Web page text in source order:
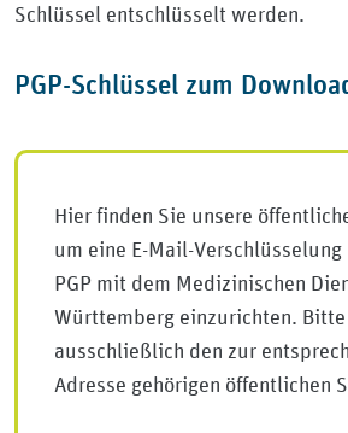
Schlüssel entschlüsselt werden.
PGP-Schlüssel zum
Hier finden Sie unsere
um eine E-Mail-
PGP mit dem Medizinischen
Württemberg einzurichten.
ausschließlich den zur
Adresse gehörigen öffentlichen